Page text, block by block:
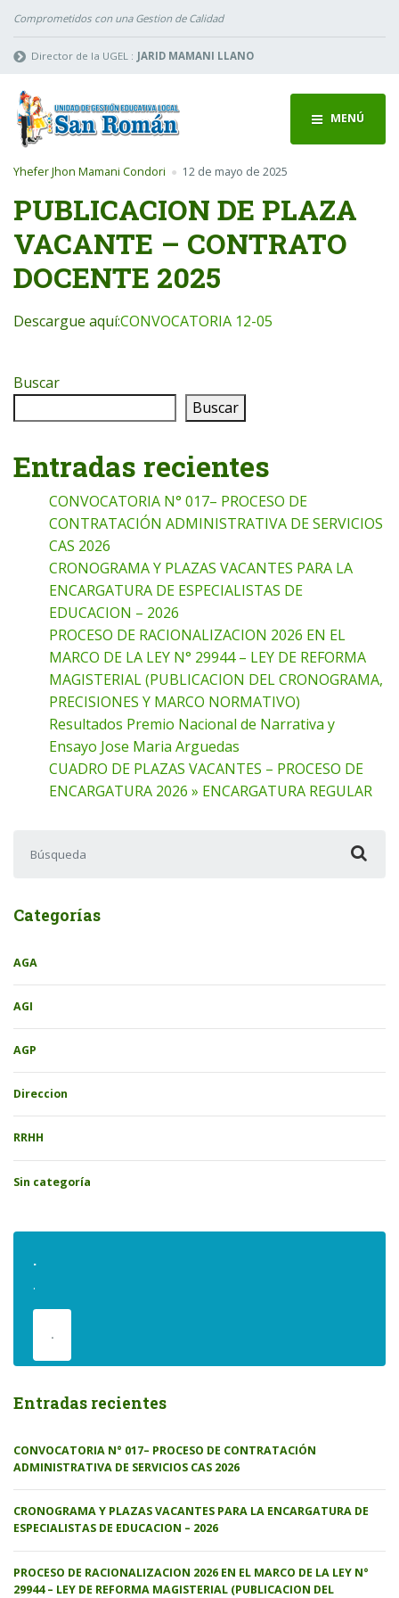
Comprometidos con una Gestion de Calidad
Director de la UGEL : JARID MAMANI LLANO
MENÚ
Yhefer Jhon Mamani Condori 12 de mayo de 2025
PUBLICACION DE PLAZA
VACANTE – CONTRATO
DOCENTE 2025
Descargue aquí:CONVOCATORIA 12-05
Buscar
Buscar
Entradas recientes
CONVOCATORIA N° 017– PROCESO DE
CONTRATACIÓN ADMINISTRATIVA DE SERVICIOS
CAS 2026
CRONOGRAMA Y PLAZAS VACANTES PARA LA
ENCARGATURA DE ESPECIALISTAS DE
EDUCACION – 2026
PROCESO DE RACIONALIZACION 2026 EN EL
MARCO DE LA LEY N° 29944 – LEY DE REFORMA
MAGISTERIAL (PUBLICACION DEL CRONOGRAMA,
PRECISIONES Y MARCO NORMATIVO)
Resultados Premio Nacional de Narrativa y
Ensayo Jose Maria Arguedas
CUADRO DE PLAZAS VACANTES – PROCESO DE
ENCARGATURA 2026 » ENCARGATURA REGULAR
Categorías
AGA
AGI
AGP
Direccion
RRHH
Sin categoría
.
.
.
Entradas recientes
CONVOCATORIA N° 017– PROCESO DE CONTRATACIÓN
ADMINISTRATIVA DE SERVICIOS CAS 2026
CRONOGRAMA Y PLAZAS VACANTES PARA LA ENCARGATURA DE
ESPECIALISTAS DE EDUCACION – 2026
PROCESO DE RACIONALIZACION 2026 EN EL MARCO DE LA LEY N°
29944 – LEY DE REFORMA MAGISTERIAL (PUBLICACION DEL